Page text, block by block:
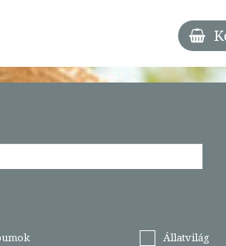
Állatvilág